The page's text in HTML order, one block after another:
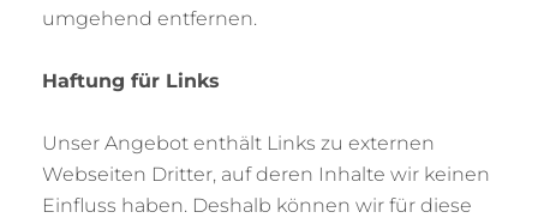
umgehend entfernen.
Haftung für Links
Unser Angebot enthält Links zu externen
Webseiten Dritter, auf deren Inhalte wir keinen
Einfluss haben. Deshalb können wir für diese